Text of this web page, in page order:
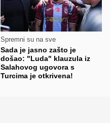
Spremni su na sve
Sada je jasno zašto je
došao: "Luda" klauzula iz
Salahovog ugovora s
Turcima je otkrivena!